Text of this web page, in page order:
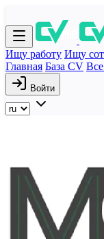
Ищу работу Ищу
Главная База CV
Войти